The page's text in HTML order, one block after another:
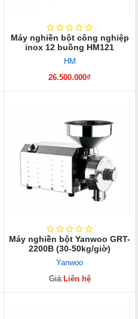
Máy nghiền bột công nghiệp
inox 12 buồng HM121
HM
26.500.000₫
Máy nghiền bột Yanwoo GRT-
2200B (30-50kg/giờ)
Yanwoo
Giá:Liên hệ